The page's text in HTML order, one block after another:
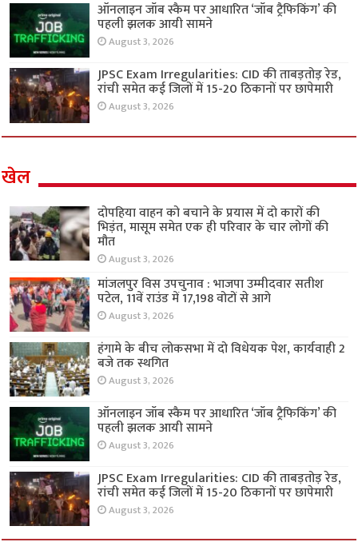
ऑनलाइन जॉब स्कैम पर आधारित ‘जॉब ट्रैफिकिंग’ की
पहली झलक आयी सामने
August 3, 2026
JPSC Exam Irregularities: CID की ताबड़तोड़ रेड,
रांची समेत कई जिलों में 15-20 ठिकानों पर छापेमारी
August 3, 2026
खेल
दोपहिया वाहन को बचाने के प्रयास में दो कारों की
भिड़ंत, मासूम समेत एक ही परिवार के चार लोगों की
मौत
August 3, 2026
मांजलपुर विस उपचुनाव : भाजपा उम्मीदवार सतीश
पटेल, 11वें राउंड में 17,198 वोटों से आगे
August 3, 2026
हंगामे के बीच लोकसभा में दो विधेयक पेश, कार्यवाही 2
बजे तक स्थगित
August 3, 2026
ऑनलाइन जॉब स्कैम पर आधारित ‘जॉब ट्रैफिकिंग’ की
पहली झलक आयी सामने
August 3, 2026
JPSC Exam Irregularities: CID की ताबड़तोड़ रेड,
रांची समेत कई जिलों में 15-20 ठिकानों पर छापेमारी
August 3, 2026